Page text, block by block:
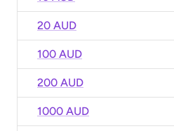
20 AUD
100 AUD
200 AUD
1000 AUD